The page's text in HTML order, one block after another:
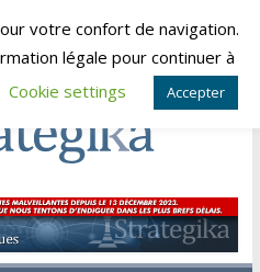
7, 2026
votre confort de navigation.
légale pour continuer à
Cookie settings Accepter